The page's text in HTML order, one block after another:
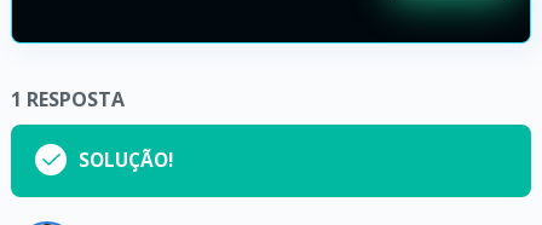
1 RESPOSTA
SOLUÇÃO!